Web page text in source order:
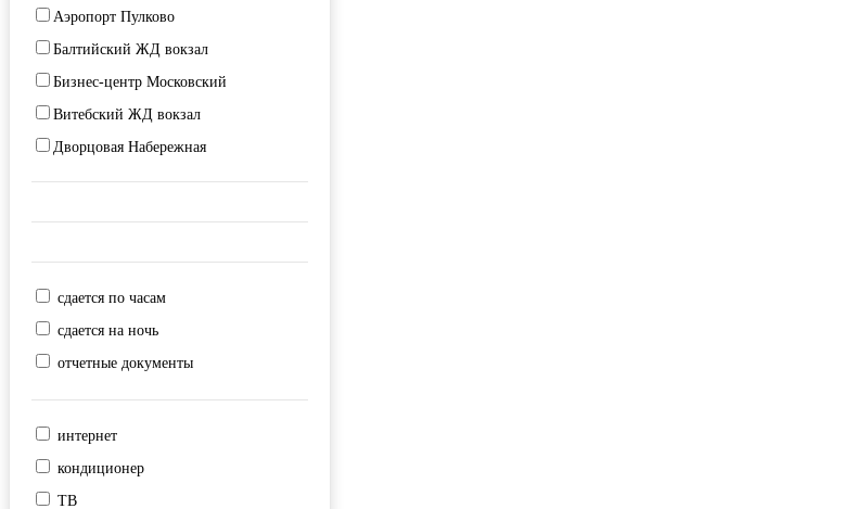
Волковская
Выборгская
Горьковская
Гостиный двор
Гражданский проспект
Девяткино
Звездная
Звенигородская
Комендантский проспект
Крестовский остров
Аэропорт Пулково
Балтийский ЖД вокзал
Бизнес-центр Московский
Витебский ЖД вокзал
Дворцовая Набережная
Дворцовая площадь
Исаакиевская площадь
Исаакиевский собор
Казанский собор
Мариинский театр
Морской вокзал
Московский ЖД вокзал
сдается по часам
сдается на ночь
отчетные документы
интернет
кондиционер
ТВ